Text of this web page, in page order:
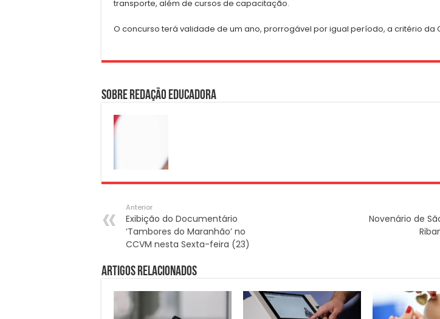
transporte, além de cursos de capacitação.
O concurso terá validade de um ano, prorrogável por igual período, a critério da
Sobre Redação Educadora
Anterior
Exibição do Documentário
‘Tambores do Maranhão’ no
CCVM nesta Sexta-feira (23)
Novenário de
Artigos Relacionados